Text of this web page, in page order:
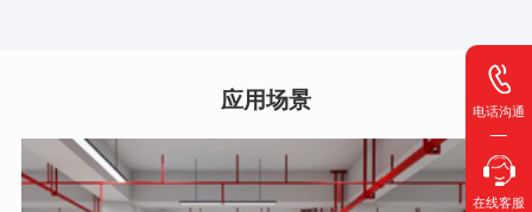
应用场景 电话沟通
在线客服